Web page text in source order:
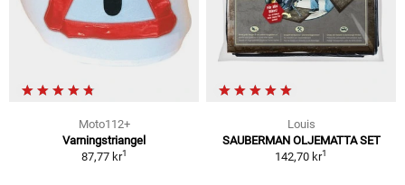
Moto112+
Varningstriangel
87,77 kr1
Louis
SAUBERMAN OLJEMATTA SET
142,70 kr1